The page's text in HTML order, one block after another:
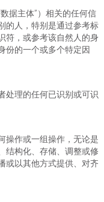
据主体”）相关的任何信
的人，特别是通过参考标
符，或参考该自然人的身
份的一个或多个特定因
处理的任何已识别或可识
操作或一组操作，无论是
结构化、存储、调整或修
或以其他方式提供、对齐